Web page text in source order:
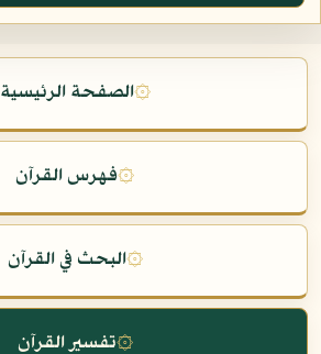
۞الصفحة الرئيسية
۞فهرس القرآن
۞البحث في القرآن
۞تفسير القرآن